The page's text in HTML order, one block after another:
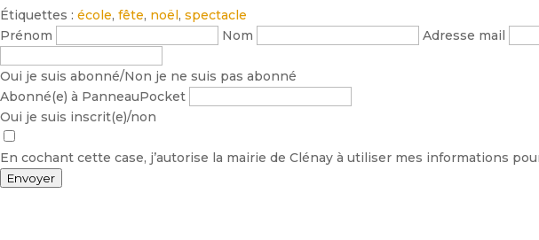
Étiquettes : école, fête, noël, spectacle
Prénom
Nom Adresse mail
Oui je suis abonné/Non je ne suis pas abonné
Abonné(e) à PanneauPocket
Oui je suis inscrit(e)/non
En cochant cette case, j’autorise la mairie de Clénay à utiliser mes informations
Envoyer